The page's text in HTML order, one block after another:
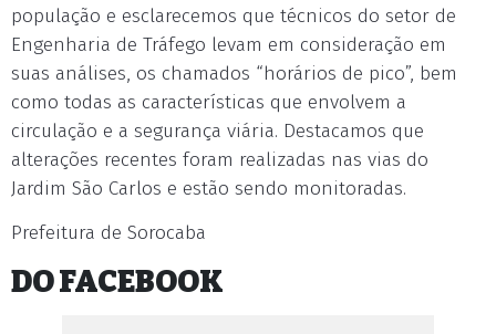
população e esclarecemos que técnicos do setor de
Engenharia de Tráfego levam em consideração em
suas análises, os chamados “horários de pico”, bem
como todas as características que envolvem a
circulação e a segurança viária. Destacamos que
alterações recentes foram realizadas nas vias do
Jardim São Carlos e estão sendo monitoradas.
Prefeitura de Sorocaba
DO FACEBOOK